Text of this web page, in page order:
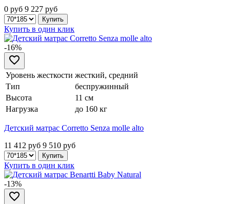
0 руб 9 227 руб
Купить в один клик
-16%
Уровень жесткости жесткий, средний
Тип
беспружинный
Высота
11 см
Нагрузка
до 160 кг
Детский матрас Corretto Senza molle alto
11 412 руб 9 510 руб
Купить в один клик
-13%